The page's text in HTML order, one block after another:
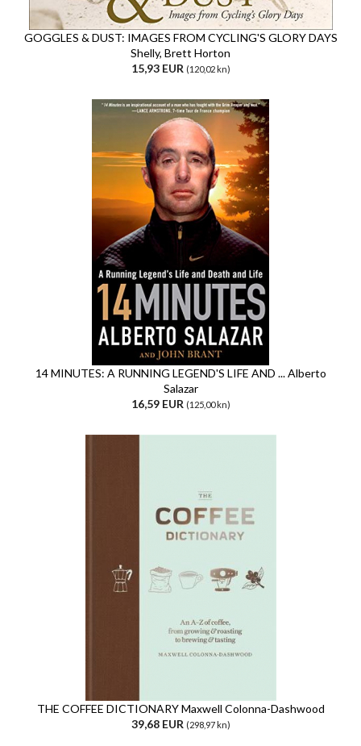
GOGGLES & DUST: IMAGES FROM CYCLING'S GLORY DAYS
Shelly, Brett Horton
15,93 EUR (120,02 kn)
14 MINUTES: A RUNNING LEGEND'S LIFE AND ... Alberto
Salazar
16,59 EUR (125,00 kn)
THE COFFEE DICTIONARY Maxwell Colonna-Dashwood
39,68 EUR (298,97 kn)